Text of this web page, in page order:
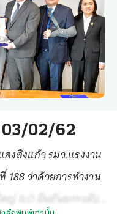
03/02/62
สิงแก้ว รมว.แรงงาน
ว่าด้วยการทำงาน
ญ่ ILO ยืนยันยกระดับ